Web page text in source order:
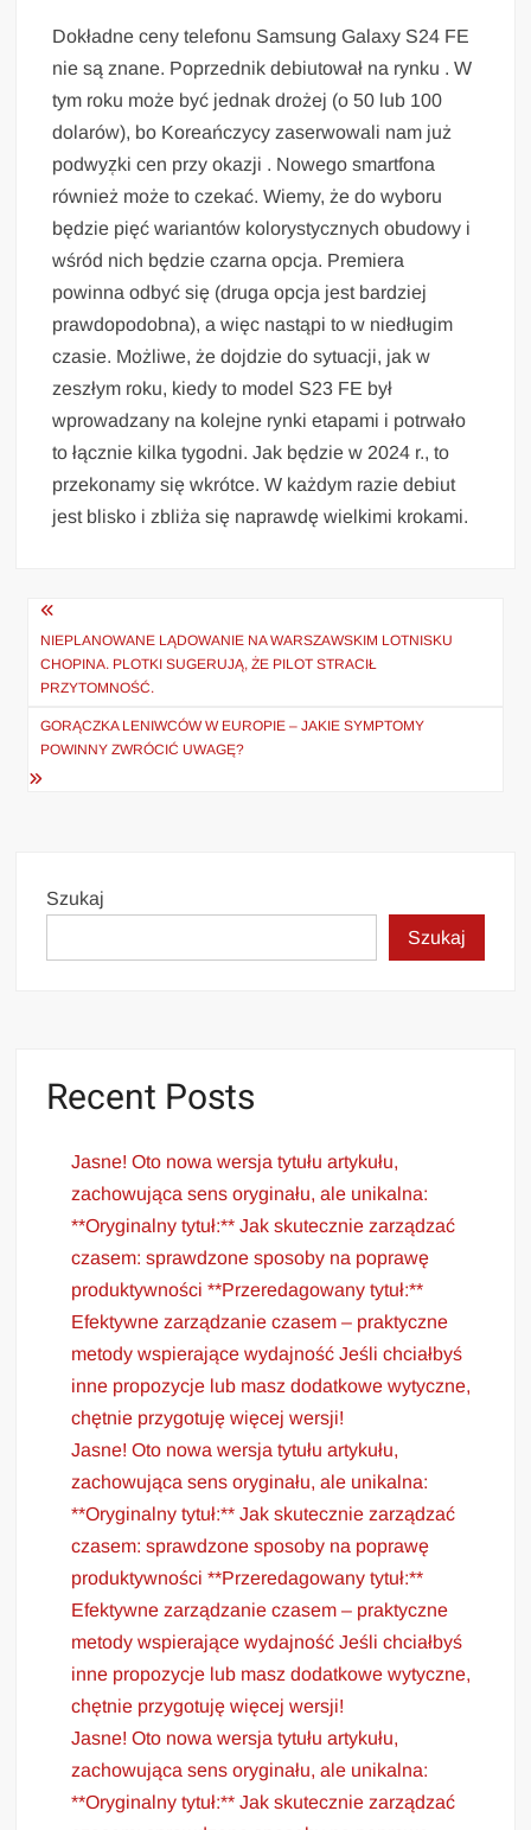
Dokładne ceny telefonu Samsung Galaxy S24 FE
nie są znane. Poprzednik debiutował na rynku . W
tym roku może być jednak drożej (o 50 lub 100
dolarów), bo Koreańczycy zaserwowali nam już
podwyz̜ki cen przy okazji . Nowego smartfona
również może to czekać. Wiemy, że do wyboru
będzie pięć wariantów kolorystycznych obudowy i
wśród nich będzie czarna opcja. Premiera
powinna odbyć się (druga opcja jest bardziej
prawdopodobna), a więc nastąpi to w niedługim
czasie. Możliwe, że dojdzie do sytuacji, jak w
zeszłym roku, kiedy to model S23 FE był
wprowadzany na kolejne rynki etapami i potrwało
to łącznie kilka tygodni. Jak będzie w 2024 r., to
przekonamy się wkrótce. W każdym razie debiut
jest blisko i zbliża się naprawdę wielkimi krokami.
Nawigacja
wpisu
NIEPLANOWANE LĄDOWANIE NA WARSZAWSKIM LOTNISKU
CHOPINA. PLOTKI SUGERUJĄ, ŻE PILOT STRACIŁ
PRZYTOMNOŚĆ.
GORĄCZKA LENIWCÓW W EUROPIE – JAKIE SYMPTOMY
POWINNY ZWRÓCIĆ UWAGĘ?
Szukaj
Szukaj
Recent Posts
Jasne! Oto nowa wersja tytułu artykułu,
zachowująca sens oryginału, ale unikalna:
**Oryginalny tytuł:** Jak skutecznie zarządzać
czasem: sprawdzone sposoby na poprawę
produktywności **Przeredagowany tytuł:**
Efektywne zarządzanie czasem – praktyczne
metody wspierające wydajność Jeśli chciałbyś
inne propozycje lub masz dodatkowe wytyczne,
chętnie przygotuję więcej wersji!
Jasne! Oto nowa wersja tytułu artykułu,
zachowująca sens oryginału, ale unikalna:
**Oryginalny tytuł:** Jak skutecznie zarządzać
czasem: sprawdzone sposoby na poprawę
produktywności **Przeredagowany tytuł:**
Efektywne zarządzanie czasem – praktyczne
metody wspierające wydajność Jeśli chciałbyś
inne propozycje lub masz dodatkowe wytyczne,
chętnie przygotuję więcej wersji!
Jasne! Oto nowa wersja tytułu artykułu,
zachowująca sens oryginału, ale unikalna:
**Oryginalny tytuł:** Jak skutecznie zarządzać